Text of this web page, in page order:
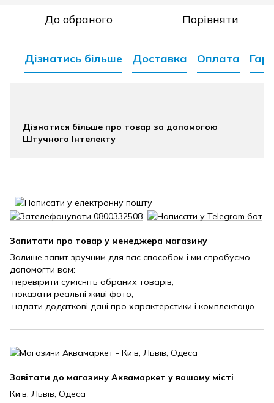
До обраного Порівняти
Дізнатись більше Доставка Оплата
Дізнатися більше про товар за допомогою
Штучного Інтелекту
Запитати про товар у менеджера магазину
Залише запит зручним для вас способом і ми спробуємо
допомогти вам:
перевірити сумісніть обраних товарів;
показати реальні живі фото;
надати додаткові дані про характерстики і комплектацю.
Завітати до магазину Аквамаркет у вашому місті
Київ, Львів, Одеса